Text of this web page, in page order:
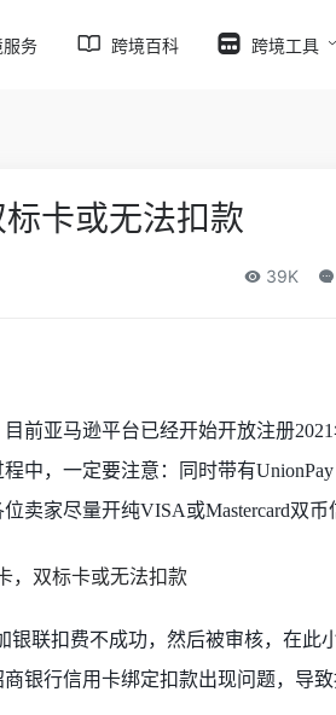
服务 跨境百科 跨境工具
卡或无法扣款
39K
前亚马逊平台已经开始开放注册
中，一定要注意：同时带有
卖家尽量开纯VISA或Mastercard双币
银联扣费不成功， 然后被审核，在此
商银行信用卡绑定扣款出现问题，导